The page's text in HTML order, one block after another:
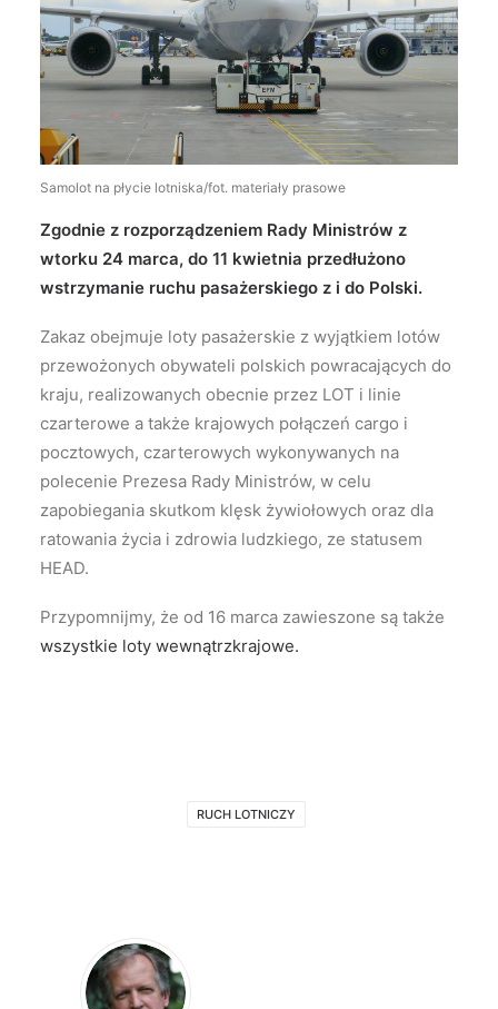
Wyszukiwanie
Samolot na płycie lotniska/fot. materiały prasowe
Zgodnie z rozporządzeniem Rady Ministrów z
wtorku 24 marca, do 11 kwietnia przedłużono
wstrzymanie ruchu pasażerskiego z i do Polski.
Zakaz obejmuje loty pasażerskie z wyjątkiem lotów
przewożonych obywateli polskich powracających do
kraju, realizowanych obecnie przez LOT i linie
czarterowe a także krajowych połączeń cargo i
pocztowych, czarterowych wykonywanych na
polecenie Prezesa Rady Ministrów, w celu
zapobiegania skutkom klęsk żywiołowych oraz dla
ratowania życia i zdrowia ludzkiego, ze statusem
HEAD.
Przypomnijmy, że od 16 marca zawieszone są także
wszystkie loty wewnątrzkrajowe.
RUCH LOTNICZY